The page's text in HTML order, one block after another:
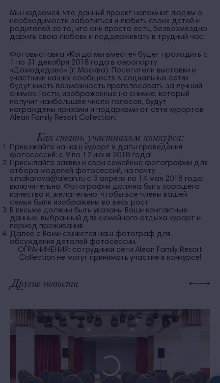
Мы надеемся, что данный проект напомнит людям о
необходимости заботиться и любить своих детей и
родителей за то, что они просто есть, безвозмездно
дарить свою любовь и поддерживать в трудный час.
Фотовыставка «Когда мы вместе» будет проходить с
1 по 31 декабря 2018 года в аэропорту
«Домодедово» (г. Москва). Посетители выставки и
участники наших сообществ в социальных сетях
будут иметь возможность проголосовать за лучший
снимок. Гости, изображенные на снимке, который
получит наибольшее число голосов, будут
награждены призами и подарками от сети курортов
Alean Family Resort Collection.
Как стать участником конкурса:
Приезжайте на наш курорт в даты проведения
фотосессий: с 9 по 12 июня 2018 года!
Присылайте заявки и свои семейные фотографии для
отбора моделей фотосессий, на почту
s.makarova@alean.ru с 3 апреля по 14 мая 2018 года
включительно. Фотография должна быть хорошего
качества и, желательно, чтобы все члены вашей
семьи были изображены во весь рост.
В письме должны быть указаны Ваши контактные
данные, выбранный для семейного отдыха курорт и
период проживания.
Далее с Вами свяжется наш фотограф для
обсуждения деталей фотосессии.
ОГРАНИЧЕНИЯ: сотрудники сети Alean Family Resort
Collection не могут принимать участие в конкурсе!
Другие новости